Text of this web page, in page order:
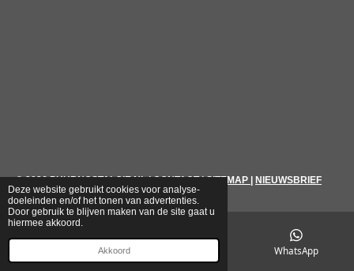
Deze website gebruikt cookies voor analyse-
doeleinden en/of het tonen van advertenties.
Door gebruik te blijven maken van de site gaat u
hiermee akkoord.
Akkoord
© 2026 PUURNOSTALGIE.NL|CONTACT|SITEMAP NIEUWSBRIEF
WhatsApp